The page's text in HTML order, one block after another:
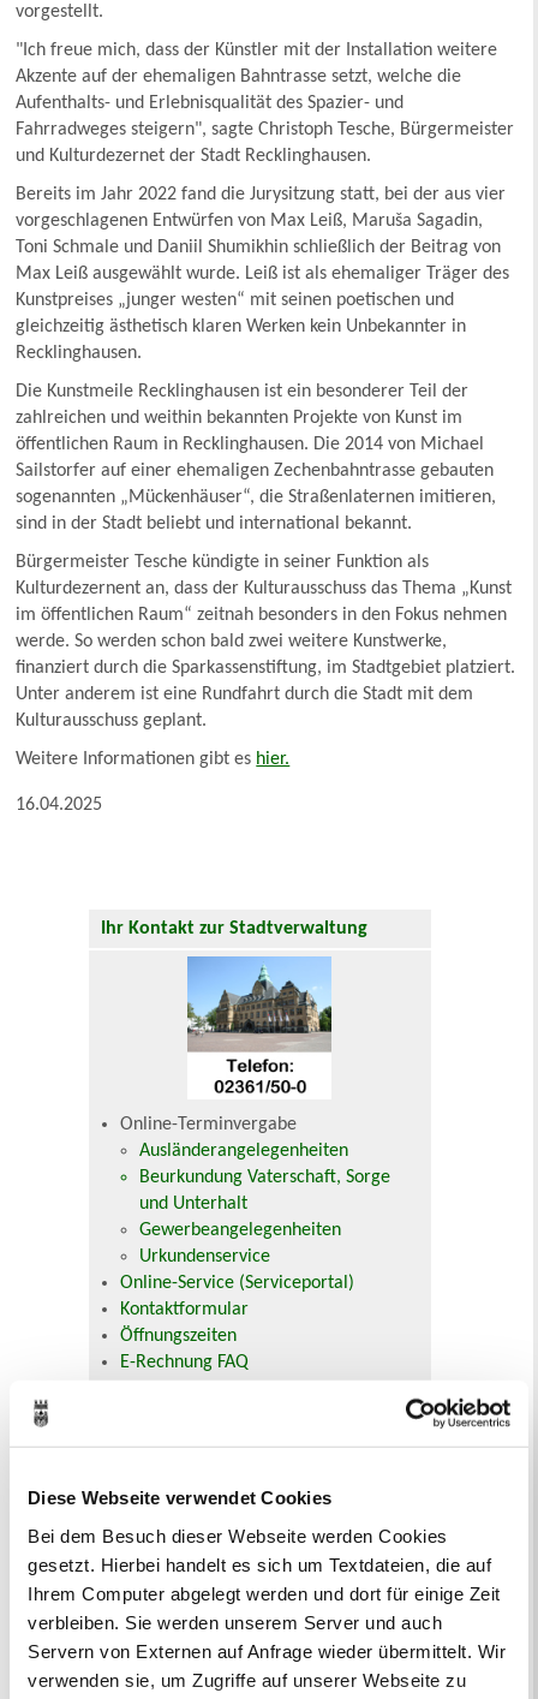
Diese Webseite verwendet Cookies
Bei dem Besuch dieser Webseite werden Cookies
gesetzt. Hierbei handelt es sich um Textdateien, die auf
Ihrem Computer abgelegt werden und dort für einige Zeit
verbleiben. Sie werden unserem Server und auch
Servern von Externen auf Anfrage wieder übermittelt. Wir
verwenden sie, um Zugriffe auf unserer Webseite zu
vorgestellt.
"Ich freue mich, dass der Künstler mit der Installation weitere
Akzente auf der ehemaligen Bahntrasse setzt, welche die
Aufenthalts- und Erlebnisqualität des Spazier- und
Fahrradweges steigern", sagte Christoph Tesche, Bürgermeister
und Kulturdezernet der Stadt Recklinghausen.
Bereits im Jahr 2022 fand die Jurysitzung statt, bei der aus vier
vorgeschlagenen Entwürfen von Max Leiß, Maruša Sagadin,
Toni Schmale und Daniil Shumikhin schließlich der Beitrag von
Max Leiß ausgewählt wurde. Leiß ist als ehemaliger Träger des
Kunstpreises „junger westen“ mit seinen poetischen und
gleichzeitig ästhetisch klaren Werken kein Unbekannter in
Recklinghausen.
Die Kunstmeile Recklinghausen ist ein besonderer Teil der
zahlreichen und weithin bekannten Projekte von Kunst im
öffentlichen Raum in Recklinghausen. Die 2014 von Michael
Sailstorfer auf einer ehemaligen Zechenbahntrasse gebauten
sogenannten „Mückenhäuser“, die Straßenlaternen imitieren,
sind in der Stadt beliebt und international bekannt.
Bürgermeister Tesche kündigte in seiner Funktion als
Kulturdezernent an, dass der Kulturausschuss das Thema „Kunst
im öffentlichen Raum“ zeitnah besonders in den Fokus nehmen
werde. So werden schon bald zwei weitere Kunstwerke,
finanziert durch die Sparkassenstiftung, im Stadtgebiet platziert.
Unter anderem ist eine Rundfahrt durch die Stadt mit dem
Kulturausschuss geplant.
Weitere Informationen gibt es hier.
16.04.2025
Ihr Kontakt zur Stadtverwaltung
Online-Terminvergabe
Ausländerangelegenheiten
Beurkundung Vaterschaft, Sorge
und Unterhalt
Gewerbeangelegenheiten
Urkundenservice
Online-Service (Serviceportal)
Kontaktformular
Öffnungszeiten
E-Rechnung FAQ
Veranstaltungskalender
< Juli
September >
Mo
Di Mi Do Fr Sa
So
10
11 12 13 14 15
16
17
18 19 20 21 22
23